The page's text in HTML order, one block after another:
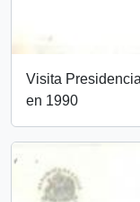
Visita
en 1990